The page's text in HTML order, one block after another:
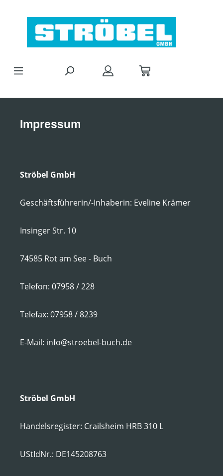
Impressum
Ströbel GmbH
Geschäftsführerin/-Inhaberin: Eveline Krämer
Insinger Str. 10
74585 Rot am See - Buch
Telefon: 07958 / 228
Telefax: 07958 / 8239
E-Mail: info@stroebel-buch.de
Ströbel GmbH
Handelsregister: Crailsheim HRB 310 L
UStIdNr.: DE145208763